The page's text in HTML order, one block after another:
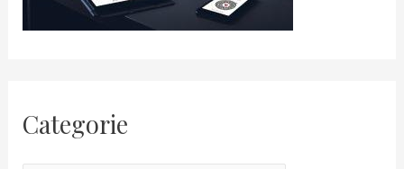
Categorie